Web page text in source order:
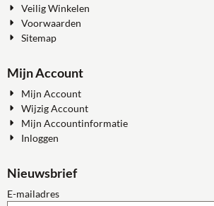
Veilig Winkelen
Voorwaarden
Sitemap
Mijn Account
Mijn Account
Wijzig Account
Mijn Accountinformatie
Inloggen
Nieuwsbrief
E-mailadresVul je e-mailadres in voor de